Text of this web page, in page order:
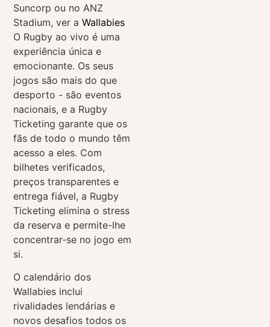
Suncorp ou no ANZ
Stadium, ver aWallabies
O Rugby ao vivo é uma
experiência única e
emocionante. Os seus
jogos são mais do que
desporto - são eventos
nacionais, e a Rugby
Ticketing garante que os
fãs de todo o mundo têm
acesso a eles. Com
bilhetes verificados,
preços transparentes e
entrega fiável, a Rugby
Ticketing elimina o stress
da reserva e permite-lhe
concentrar-se no jogo em
si.
O calendário dos
Wallabies inclui
rivalidades lendárias e
novos desafios todos os